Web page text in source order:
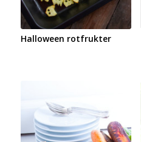
Halloween rotfrukter